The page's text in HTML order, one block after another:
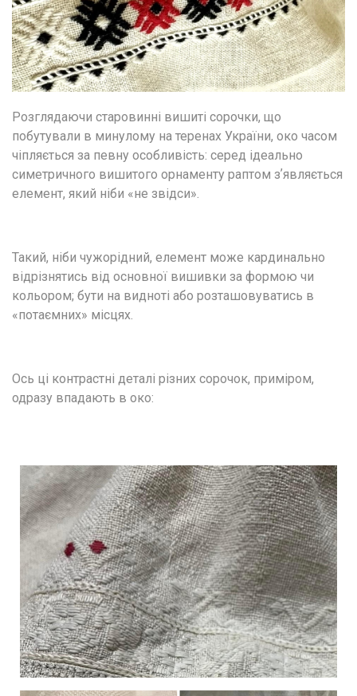
Розглядаючи старовинні вишиті сорочки, що
побутували в минулому на теренах України, око часом
чіпляється за певну особливість: серед ідеально
симетричного вишитого орнаменту раптом зʼявляється
елемент, який ніби «не звідси».
Такий, ніби чужорідний, елемент може кардинально
відрізнятись від основної вишивки за формою чи
кольором; бути на видноті або розташовуватись в
«потаємних» місцях.
Ось ці контрастні деталі різних сорочок, приміром,
одразу впадають в око: